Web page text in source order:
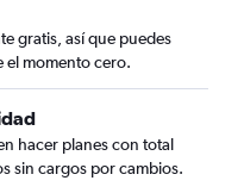
gratis, así que puedes
el momento cero.
hacer planes con total
sin cargos por cambios.